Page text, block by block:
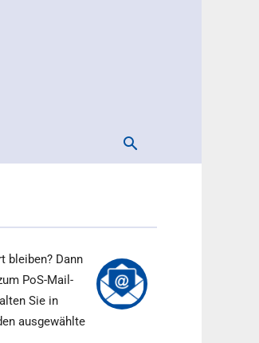
bleiben? Dann
PoS-Mail-
Sie in
ausgewählte